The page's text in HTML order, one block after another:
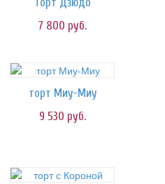
7 800 руб.
торт Миу-Миу
9 530 руб.